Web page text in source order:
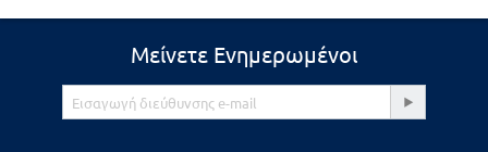
Μείνετε Ενημερωμένοι